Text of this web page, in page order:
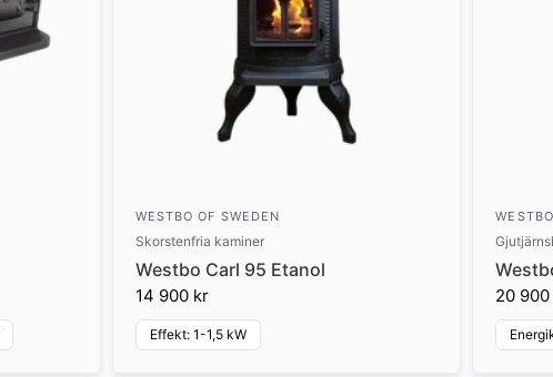
WESTBO OF SWEDEN
Skorstenfria kaminer
Westbo Carl 95 Etanol
14 900 kr
Effekt: 1-1,5 kW
20